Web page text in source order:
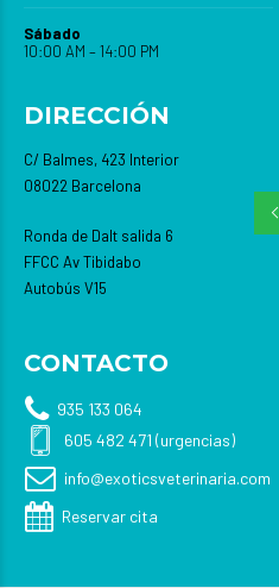
Sábado
10:00 AM – 14:00 PM
DIRECCIÓN
C/ Balmes, 423 Interior
08022 Barcelona
Ronda de Dalt salida 6
FFCC Av Tibidabo
Autobús V15
CONTACTO
935 133 064
605 482 471 (urgencias)
info@exoticsveterinaria.com
Reservar cita